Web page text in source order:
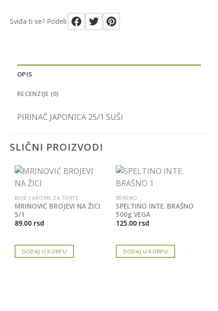
Sviđa ti se? Podeli:
OPIS
RECENZIJE (0)
PIRINAČ JAPONICA 25/1 SUŠI
SLIČNI PROIZVODI
BOJE I AROME ZA TORTE
MRINOVIĆ BROJEVI NA ŽICI
5/1
89.00 rsd
DODAJ U KORPU
BRAŠNO
SPELTINO INTE. BRAŠNO
500g VEGA
125.00 rsd
DODAJ U KORPU